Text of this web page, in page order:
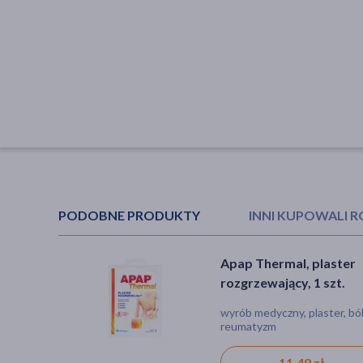
PODOBNE PRODUKTY INNI KUPOWALI
Apap Thermal, plaster
rozgrzewający, 1 szt.
wyrób medyczny, plaster,
reumatyzm
DOZ Med Plaster silnie
rozgrzewający, 9,5 cm x
wyrób medyczny, plaster, ból